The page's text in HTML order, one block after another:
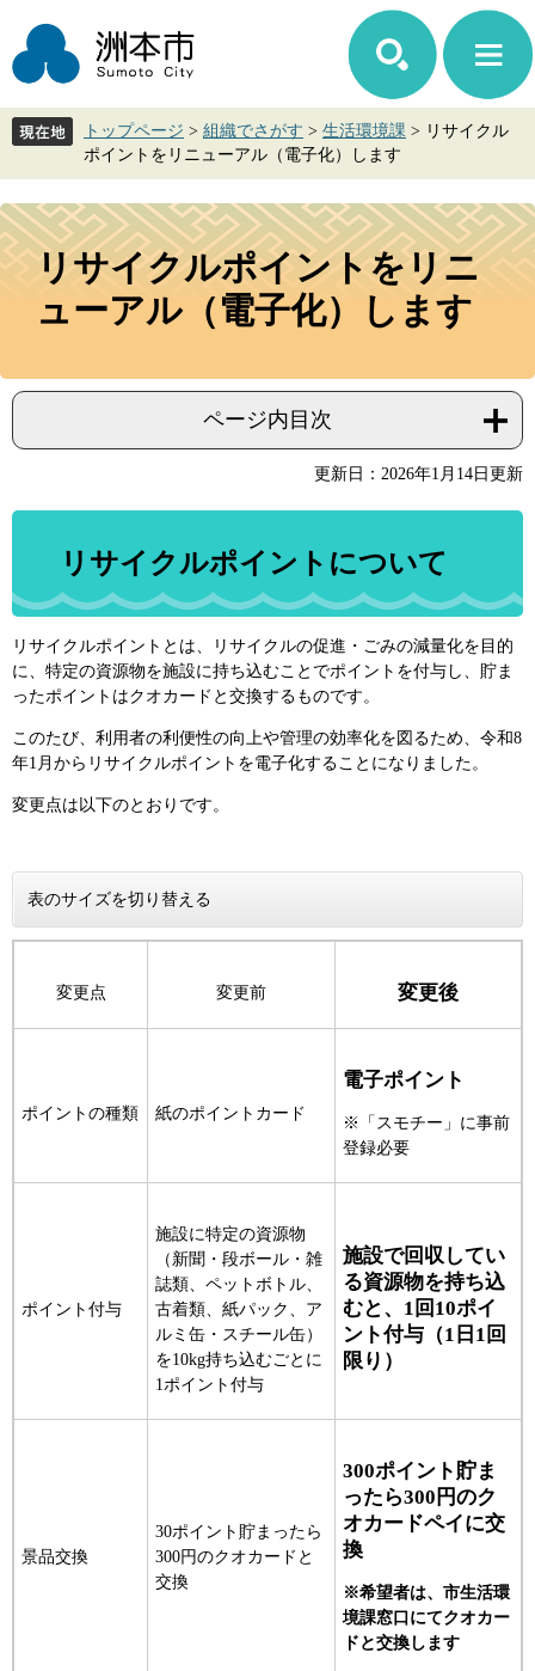
ジ
先
ュ
を
て
本
トップページ > 組織でさがす > 生活環境課 > リサイクル
ポイントをリニューアル（電子化）します
本
文
リサイクルポイントをリニ
ューアル（電子化）します
ページ内目次
更新日：2026年1月14日更新
リサイクルポイントについて
リサイクルポイントとは、リサイクルの促進・ごみの減量化を目的
に、特定の資源物を施設に持ち込むことでポイントを付与し、貯ま
ったポイントはクオカードと交換するものです。
このたび、利用者の利便性の向上や管理の効率化を図るため、令和8
年1月からリサイクルポイントを電子化することになりました。
変更点は以下のとおりです。
表のサイズを切り替える
変更点 変更前 変更後
ポイントの種類 紙のポイントカード
電子ポイント
※「スモチー」に事前
登録必要
ポイント付与
施設に特定の資源物
（新聞・段ボール・雑
誌類、ペットボトル、
古着類、紙パック、ア
ルミ缶・スチール缶）
を10kg持ち込むごとに
1ポイント付与
施設で回収してい
る資源物を持ち込
むと、1回10ポイ
ント付与（1日1回
限り）
景品交換
30ポイント貯まったら
300円のクオカードと
交換
300ポイント貯ま
ったら300円のク
オカードペイに交
換
※希望者は、市生活環
境課窓口にてクオカー
ドと交換します